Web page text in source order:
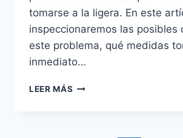
tomarse a la ligera. En este
inspeccionaremos las posibles
este problema, qué medidas
inmediato…
LEER MÁS CÓMO